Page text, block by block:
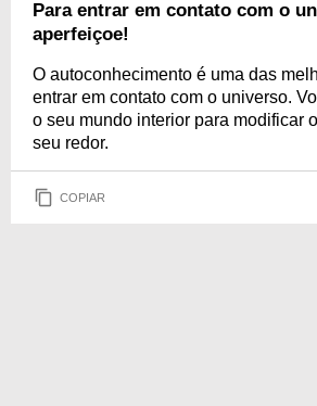
Para entrar em contato com o
aperfeiçoe!
O autoconhecimento é uma das
entrar em contato com o universo.
o seu mundo interior para modificar
seu redor.
COPIAR